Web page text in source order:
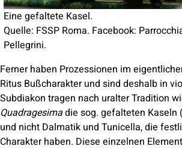
Eine gefaltete Kasel.
Quelle: FSSP Roma. Facebook:
Pellegrini.
Ferner haben Prozessionen im
Ritus Bußcharakter und sind deshalb in
Subdiakon tragen nach uralter Tradition
Quadragesimadie sog. gefalteten Kaseln (
und nicht Dalmatik und Tunicella, die
Charakter haben. Diese einzelnen